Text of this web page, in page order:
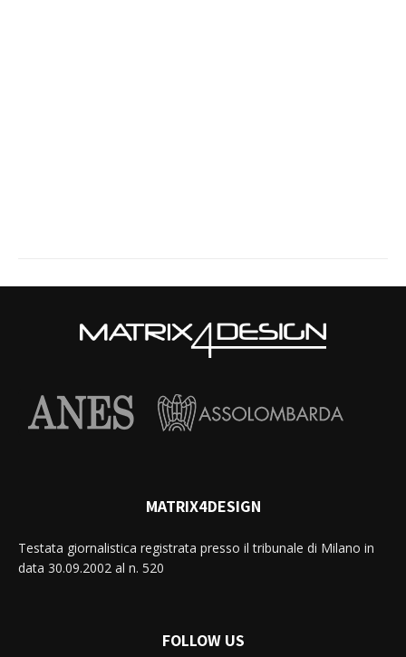
MATRIX4DESIGN
Testata giornalistica registrata presso il tribunale di Milano in
data 30.09.2002 al n. 520
FOLLOW US